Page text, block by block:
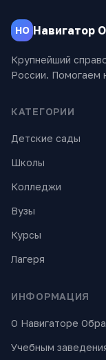
НО Навигатор
Крупнейший
России. Помогаем
КАТЕГОРИИ
Детские сады
Школы
Колледжи
Вузы
Курсы
Лагеря
ИНФОРМАЦИЯ
О Навигаторе
Учебным